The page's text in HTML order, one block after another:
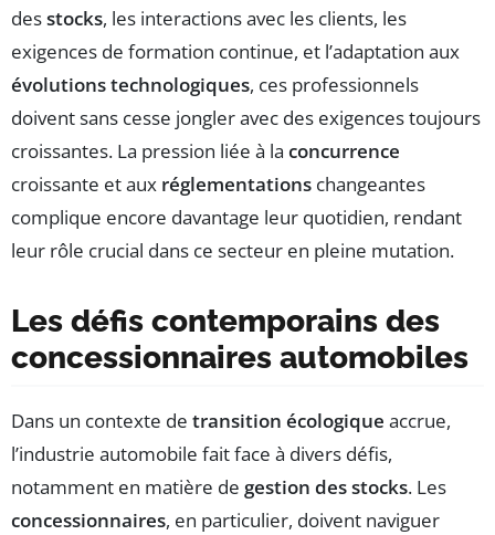
desstocks, les interactions avec les clients, les
exigences de formation continue, et l’adaptation aux
évolutions technologiques, ces professionnels
doivent sans cesse jongler avec des exigences toujours
croissantes. La pression liée à la concurrence
croissante et aux réglementations changeantes
complique encore davantage leur quotidien, rendant
leur rôle crucial dans ce secteur en pleine mutation.
Les défis contemporains des
concessionnaires automobiles
Dans un contexte de transition écologique accrue,
l’industrie automobile fait face à divers défis,
notamment en matière de gestion des stocks. Les
concessionnaires, en particulier, doivent naviguer